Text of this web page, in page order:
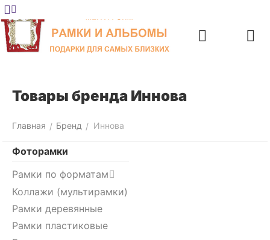
Товары бренда Иннова
Главная / Бренд / Иннова
Фоторамки
Рамки по форматам
Коллажи (мультирамки)
Рамки деревянные
Рамки пластиковые
Меню
товары